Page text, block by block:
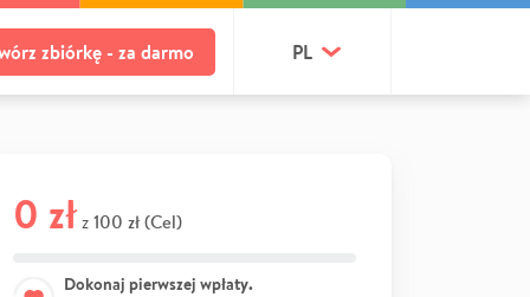
zbiórkę - za darmo PL
0 zł z 100 zł (Cel)
Dokonaj pierwszej wpłaty.